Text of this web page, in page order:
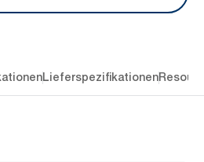
Lieferspezifikationen